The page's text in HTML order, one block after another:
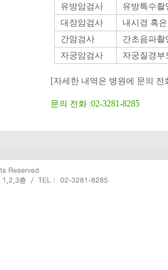
유방암검사
유방특수촬
대장암검사
내시경 혹
간암검사
간초음파촬
자궁암검사
자궁질경부
[자세한 내역은 병원에 문의
문의 전화 :02-3281-8285